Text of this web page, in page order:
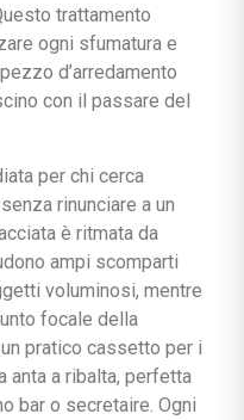
trattamento
ogni sfumatura e
d’arredamento
con il passare del
per chi cerca
rinunciare a un
è ritmata da
ampi scomparti
voluminosi, mentre
focale della
pratico cassetto per i
anta a ribalta, perfetta
bar o secretaire. Ogni